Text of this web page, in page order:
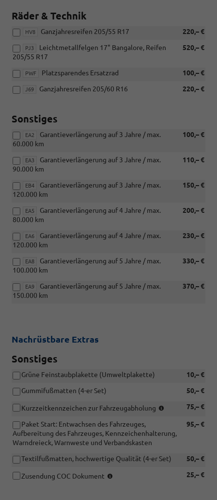
Räder & Technik
HV8 220,– €
Ganzjahresreifen 205/55 R17
PJ3 520,– €
Leichtmetallfelgen 17" Bangalore, Reifen
205/55 R17
PWF 100,– €
Platzsparendes Ersatzrad
J69 220,– €
Ganzjahresreifen 205/60 R16
Sonstiges
EA2 100,– €
Garantieverlängerung auf 3 Jahre / max.
60.000 km
EA3 110,– €
Garantieverlängerung auf 3 Jahre / max.
90.000 km
EB4 150,– €
Garantieverlängerung auf 3 Jahre / max.
120.000 km
EA5 200,– €
Garantieverlängerung auf 4 Jahre / max.
80.000 km
EA6 230,– €
Garantieverlängerung auf 4 Jahre / max.
120.000 km
EA8 330,– €
Garantieverlängerung auf 5 Jahre / max.
100.000 km
EA9 370,– €
Garantieverlängerung auf 5 Jahre / max.
150.000 km
Nachrüstbare Extras
Sonstiges
10,– €
Grüne Feinstaubplakette (Umweltplakette)
50,– €
Gummifußmatten (4-er Set)
75,– €
Kurzzeitkennzeichen zur Fahrzeugabholung
uns
um
(Gültigkeit
95,– €
Paket Start: Entwachsen des Fahrzeuges,
Aufbereitung des Fahrzeuges, Kennzeichenhalterung,
Warndreieck, Warnweste und Verbandskasten
50,– €
Textilfußmatten, hochwertige Qualität (4-er Set)
25,– €
Zusendung COC Dokument